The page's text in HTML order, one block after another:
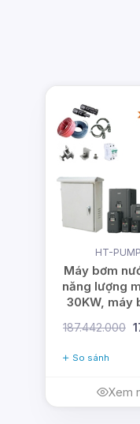
Web:
HT-
Máy bơm
năng lượng
30KW, máy
187.442.000
So sánh
Xem